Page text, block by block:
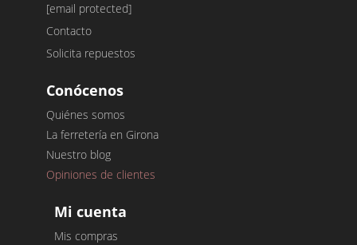
[email protected]
Contacto
Solicita repuestos
Conócenos
Quiénes somos
La ferretería en Girona
Nuestro blog
Opiniones de clientes
Mi cuenta
Mis compras